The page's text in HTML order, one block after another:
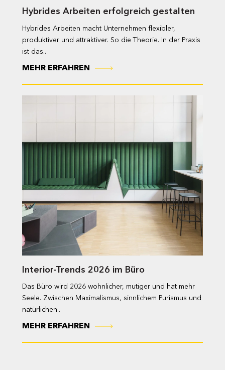
Hybrides Arbeiten erfolgreich gestalten
Hybrides Arbeiten macht Unternehmen flexibler,
produktiver und attraktiver. So die Theorie. In der Praxis
ist das..
MEHR ERFAHREN
Interior-Trends 2026 im Büro
Das Büro wird 2026 wohnlicher, mutiger und hat mehr
Seele. Zwischen Maximalismus, sinnlichem Purismus und
natürlichen..
MEHR ERFAHREN